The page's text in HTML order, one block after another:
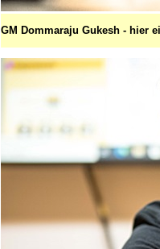
GM Dommaraju Gukesh - hier